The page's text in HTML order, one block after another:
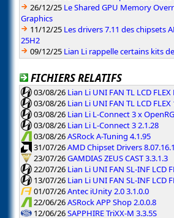
26/12/25 Le Shared GPU Memory
Graphics
11/12/25 Les drivers 7.11 des chipsets
25H2
09/12/25 Lian Li rappelle certains kits
FICHIERS RELATIFS
03/08/26 Lian Li UNI FAN TL LCD
03/08/26 Lian Li UNI FAN TL LCD FLEX
03/08/26 Lian Li L-Connect 3 x
03/08/26 Lian Li L-Connect 3 2.1.28
03/08/26ASRock A-Tuning 4.1.95
31/07/26AMD Chipset Drivers
23/07/26GAMDIAS ZEUS CAST 3.3.1.3
22/07/26 Lian Li UNI FAN SL-INF LCD
13/07/26 Lian Li UNI FAN SL-INF LCD
01/07/26Antec iUnity 2.0 3.1.0.0
22/06/26ASRock APP Shop 2.0.0.8
12/06/26SAPPHIRE TriXX-M 3.3.5S